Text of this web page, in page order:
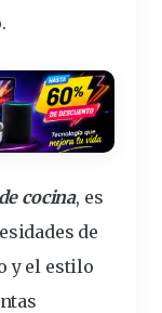
cocina, es
de
y el estilo